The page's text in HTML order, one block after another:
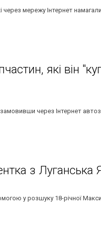
через мережу Інтернет
які він
через Інтернет
з
у розшуку 18-річної